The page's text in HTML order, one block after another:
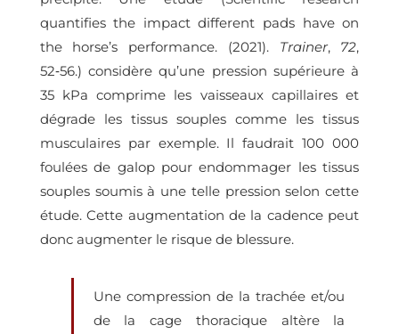
quantifies the impact different pads have on
the horse’s performance. (2021). Trainer, 72,
52‑56.) considère qu’une pression supérieure à
35 kPa comprime les vaisseaux capillaires et
dégrade les tissus souples comme les tissus
musculaires par exemple. Il faudrait 100 000
foulées de galop pour endommager les tissus
souples soumis à une telle pression selon cette
étude. Cette augmentation de la cadence peut
donc augmenter le risque de blessure.
Une compression de la trachée et/ou
de la cage thoracique altère la